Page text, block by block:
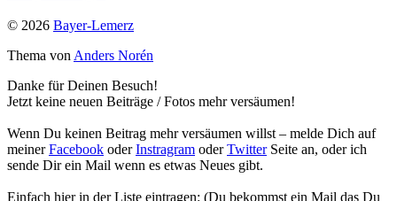
© 2026 Bayer-Lemerz
Thema von Anders Norén
Danke für Deinen Besuch!
Jetzt keine neuen Beiträge / Fotos mehr versäumen!
Wenn Du keinen Beitrag mehr versäumen willst – melde Dich auf
meinerFacebook oderInstragram oderTwitterSeite an, oder ich
sende Dir ein Mail wenn es etwas Neues gibt.
Einfach hier in der Liste eintragen: (Du bekommst ein Mail das Du